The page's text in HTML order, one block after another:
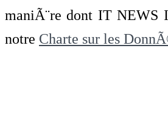
maniÃ¨re dont IT NEWS
notre Charte sur les